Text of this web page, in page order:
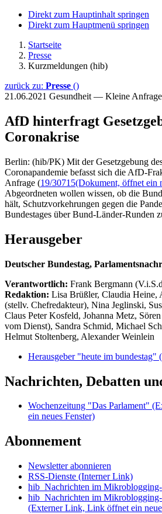
Direkt zum Hauptinhalt springen
Direkt zum Hauptmenü springen
Startseite
Presse
Kurzmeldungen (hib)
zurück zu: Presse ()
21.06.2021 Gesundheit — Kleine
AfD hinterfragt
Coronakrise
Berlin: (hib/PK) Mit der Gesetzgebung
Coronapandemie befasst sich die AfD-
Anfrage (19/30715(Dokument, öffnet ein
Abgeordneten wollen wissen, ob die
hält, Schutzvorkehrungen gegen die
Bundestages über Bund-Länder-Runden
Herausgeber
Deutscher Bundestag,
Verantwortlich: Frank Bergmann
Redaktion: Lisa Brüßler, Claudia Heine,
(stellv. Chefredakteur), Nina Jeglinski,
Claus Peter Kosfeld, Johanna Metz,
vom Dienst), Sandra Schmid, Michael
Helmut Stoltenberg, Alexander Weinlein
Herausgeber "heute im bundestag"
Nachrichten, Debatten
Wochenzeitung "Das Parlament"
ein neues Fenster)
Abonnement
Newsletter abonnieren
RSS-Dienste (Interner Link)
hib_Nachrichten im
hib_Nachrichten im
(Externer Link, Link öffnet ein